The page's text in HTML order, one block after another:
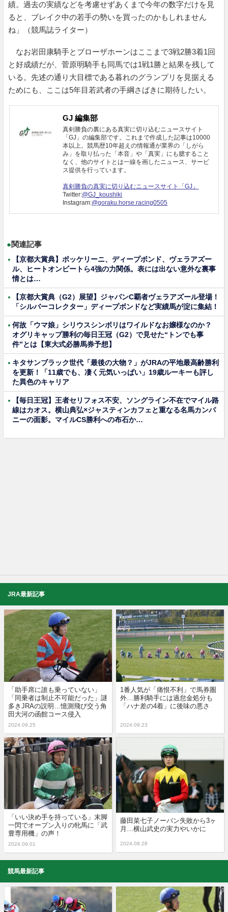
績。過去の実績などを考慮せずあくまで今年の数字だけを見
ると、ブレイク中の若手の勢いを買ったのかもしれません
ね」（競馬誌ライター）
なお岩田康騎手とブローザホーンはここまで3戦2勝3着1回
と好成績だが、菅原明騎手も同馬では1戦1勝と結果を残して
いる。先述の通り大目標である暮れのグランプリを見据える
ためにも、ここは5年目若武者の手綱さばきに期待したい。
GJ 編集部
真剣勝負の裏にある真実に切り込むニュースサイト
「GJ」の編集部です。これまで作成した記事は10000
本以上。競馬歴10年超えの情報通が業界の「しがら
み」を取り払った「本音」や「真実」にも臆すること
なく、他のサイトとは一線を画したニュース、サービ
ス提供を行っています。
真剣勝負の真実に切り込むニュースサイト「GJ」
Twitter:@GJ_koushiki
Instagram:@goraku.horse.racing0505
●関連記事
【京都大賞典】ボッケリーニ、ディープボンド、ヴェラアズー
ル、ヒートオンビートら4強の力関係。表には出ない意外な裏事
情とは…
【京都大賞典（G2）展望】ジャパンC覇者ヴェラアズール登場！
「シルバーコレクター」ディープボンドなど実績馬が淀に集結！
何故「ウマ娘」シリウスシンボリはワイルドなお嬢様なのか？
オグリキャップ勝利の毎日王冠（G2）で見せた“トンでも事
件”とは【東大式必勝馬券予想】
キタサンブラック世代「最後の大物？」がJRAの平地最高齢勝利
を更新！「11歳でも、凄く元気いっぱい」19歳ルーキーも評し
た異色のキャリア
【毎日王冠】王者セリフォス不安、ソングライン不在でマイル路
線はカオス。横山典弘×ジャスティンカフェと重なる名馬カンパ
ニーの面影。マイルCS勝利への布石か…
JRA最新記事
「助手席に誰も乗っていない」
「同乗者は制止不可能だった」謎
多きJRAの説明…憶測飛び交う角
田大河の函館コース侵入
2024.09.25
1番人気が「痛恨不利」で馬券圏
外…勝利騎手には過怠金処分も
「ハナ差の4着」に後味の悪さ
2024.09.23
「いい決め手を持っている」末脚
一閃でオープン入りの牝馬に「武
豊専用機」の声！
2024.09.01
藤田菜七子ノーバン失敗から3ヶ
月…横山武史の実力やいかに
2024.08.28
競馬最新記事